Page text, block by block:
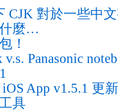
CJK 對於一些中
麼…
！
Panasonic
App v1.5.1 更
具